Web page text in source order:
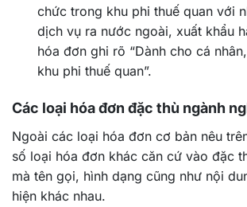
chức trong khu phi thuế quan với
dịch vụ ra nước ngoài, xuất khẩu
hóa đơn ghi rõ “Dành cho cá
khu phi thuế quan”.
Các loại hóa đơn đặc thù ngành
Ngoài các loại hóa đơn cơ bản nêu
số loại hóa đơn khác căn cứ vào đặc
mà tên gọi, hình dạng cũng như nội
hiện khác nhau.